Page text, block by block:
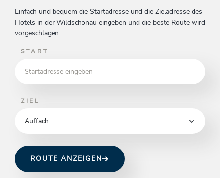
Einfach und bequem die Startadresse und die Zieladresse des
Hotels in der Wildschönau eingeben und die beste Route wird
vorgeschlagen.
START
ZIEL
ROUTE ANZEIGEN